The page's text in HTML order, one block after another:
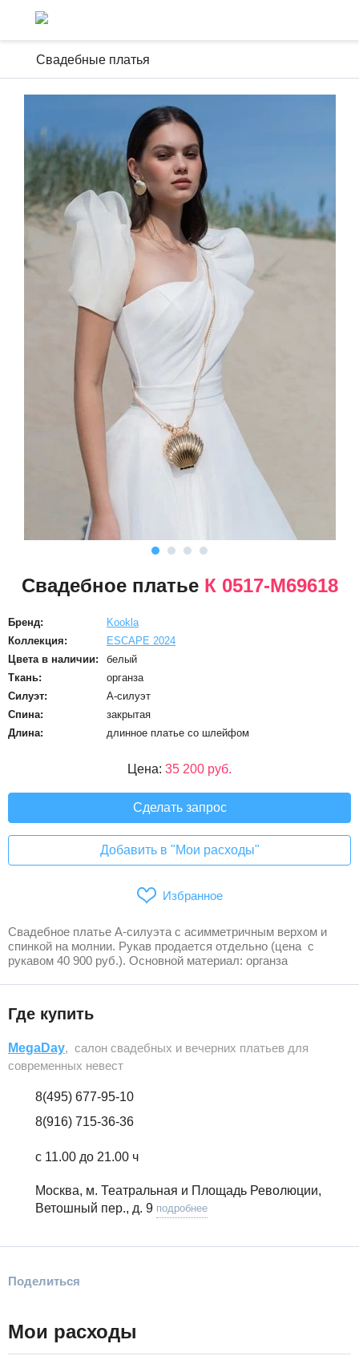
Свадебные платья
Свадебное платье К 0517-M69618
Бренд:
Kookla
Коллекция:
ESCAPE 2024
Цвета в наличии:
белый
Ткань:
органза
Силуэт:
А-силуэт
Спина:
закрытая
Длина:
длинное платье со шлейфом
Цена: 35 200 руб.
Сделать запрос
Добавить в "Мои расходы"
Избранное
Свадебное платье А-силуэта с асимметричным верхом и
спинкой на молнии. Рукав продается отдельно (цена с
рукавом 40 900 руб.). Основной материал: органза
Где купить
MegaDay, салон свадебных и вечерних платьев для
современных невест
8(495) 677-95-10
8(916) 715-36-36
с 11.00 до 21.00 ч
Москва, м. Театральная и Площадь Революции,
Ветошный пер., д. 9 подробнее
Поделиться
Мои расходы